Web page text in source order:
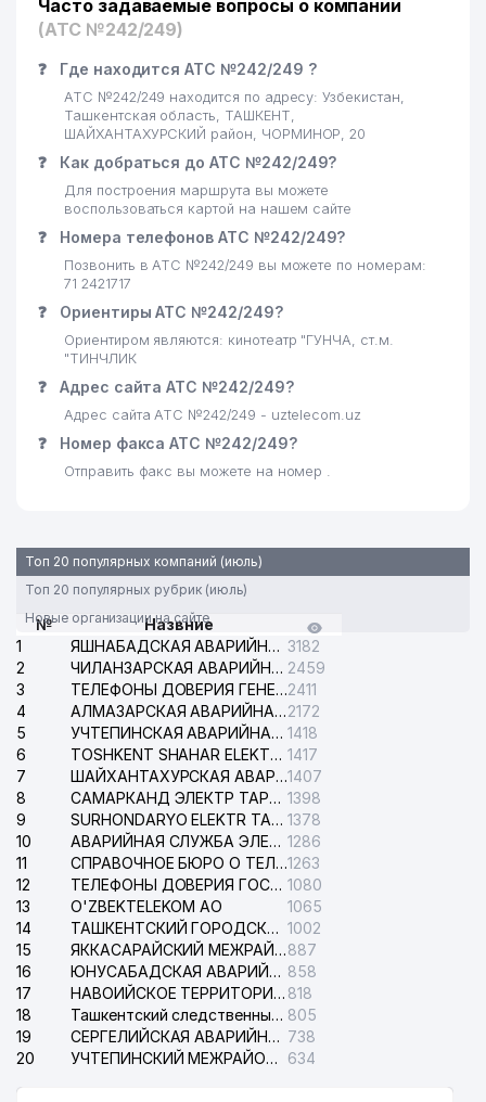
Часто задаваемые вопросы о компании
(АТС №242/249)
❓ Где находится АТС №242/249 ?
АТС №242/249 находится по адресу: Узбекистан,
Ташкентская область, ТАШКЕНТ,
ШАЙХАНТАХУРСКИЙ район, ЧОРМИНОР, 20
❓ Как добраться до АТС №242/249?
Для построения маршрута вы можете
воспользоваться картой на нашем сайте
❓ Номера телефонов АТС №242/249?
Позвонить в АТС №242/249 вы можете по номерам:
71 2421717
❓ Ориентиры АТС №242/249?
Ориентиром являются: кинотеатр "ГУНЧА, ст.м.
"ТИНЧЛИК
❓ Адрес сайта АТС №242/249?
Адрес сайта АТС №242/249 - uztelecom.uz
❓ Номер факса АТС №242/249?
Отправить факс вы можете на номер .
Топ 20 популярных компаний (июль)
Топ 20 популярных рубрик (июль)
Новые организации на сайте
№
Назвние
1
ЯШНАБАДСКАЯ АВАРИЙНАЯ СЛУЖБА ЭЛЕКТРОСЕТИ 3182
2
ЧИЛАНЗАРСКАЯ АВАРИЙНАЯ СЛУЖБА ЭЛЕКТРОСЕТИ 2459
3
ТЕЛЕФОНЫ ДОВЕРИЯ ГЕНЕРАЛЬНОЙ ПРОКУРАТУРЫ РЕСПУБЛИКИ УЗБЕКИСТАН2411
4
АЛМАЗАРСКАЯ АВАРИЙНАЯ СЛУЖБА ЭЛЕКТРОСЕТИ2172
5
УЧТЕПИНСКАЯ АВАРИЙНАЯ СЛУЖБА ЭЛЕКТРОСЕТИ 1418
6
TOSHKENT SHAHAR ELEKTR TARMOQLARI KORXONASI АО 1417
7
ШАЙХАНТАХУРСКАЯ АВАРИЙНАЯ СЛУЖБА ЭЛЕКТРОСЕТИ1407
8
САМАРКАНД ЭЛЕКТР ТАРМОКЛАРИ АО 1398
9
SURHONDARYO ELEKTR TARMOKLARI АО 1378
10
АВАРИЙНАЯ СЛУЖБА ЭЛЕКТРОСЕТИ ТАШКЕНТСКОГО РАЙОНА 1286
11
СПРАВОЧНОЕ БЮРО О ТЕЛЕФОНАХ ОРГАНИЗАЦИЙ г. ТАШКЕНТА1263
12
ТЕЛЕФОНЫ ДОВЕРИЯ ГОСУДАРСТВЕННОГО ЦЕНТРА ТЕСТИРОВАНИЯ 1080
13
O'ZBEKTELEKOM АО
1065
14
ТАШКЕНТСКИЙ ГОРОДСКОЙ СУД ПО ГРАЖДАНСКИМ ДЕЛАМ 1002
15
ЯККАСАРАЙСКИЙ МЕЖРАЙОННЫЙ СУД ПО ГРАЖДАНСКИМ ДЕЛАМ887
16
ЮНУСАБАДСКАЯ АВАРИЙНАЯ СЛУЖБА ЭЛЕКТРОСЕТИ 858
17
НАВОИЙСКОЕ ТЕРРИТОРИАЛЬНОЕ ПРЕДПРИЯТИЕ ЭЛЕКТРОСЕТИ АО 818
18
Ташкентский следственный изолятор 805
19
СЕРГЕЛИЙСКАЯ АВАРИЙНАЯ СЛУЖБА ЭЛЕКТРОСЕТИ 738
20
УЧТЕПИНСКИЙ МЕЖРАЙОННЫЙ СУД ПО ГРАЖДАНСКИМ ДЕЛАМ 634